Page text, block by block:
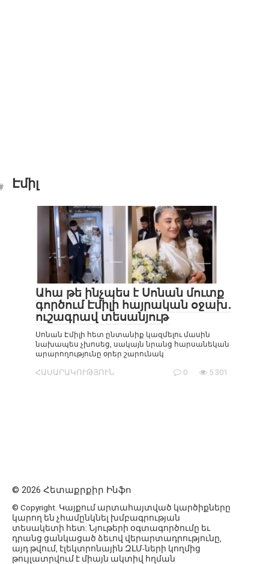
Էմիլ
Ահա թե ինչպես է Սոնան մուտք
գործում Էմիլի հայրական օջախ․
ուշագրավ տեսանյութ
Սոնան Էմիլի հետ ընտանիք կազմելու մասին
նախապես չխոսեց, սակայն նրանց հարսանեկան
արարողությունը օրեր շարունակ
ՀԱՍԱՐԱԿՈՒԹՅՈՒՆ 0 5 301
© 2026 Հետաքրքիր Ինֆո
© Copyright. Կայքում արտահայտված կարծիքները
կարող են չհամընկնել խմբագրության
տեսակետի հետ: Նյութերի օգտագործումը եւ
դրանց ցանկացած ձեւով վերարտադրությունը,
այդ թվում, էլեկտրոնային ԶԼՄ-ների կողմից
թույլատրվում է միայն ակտիվ հղման